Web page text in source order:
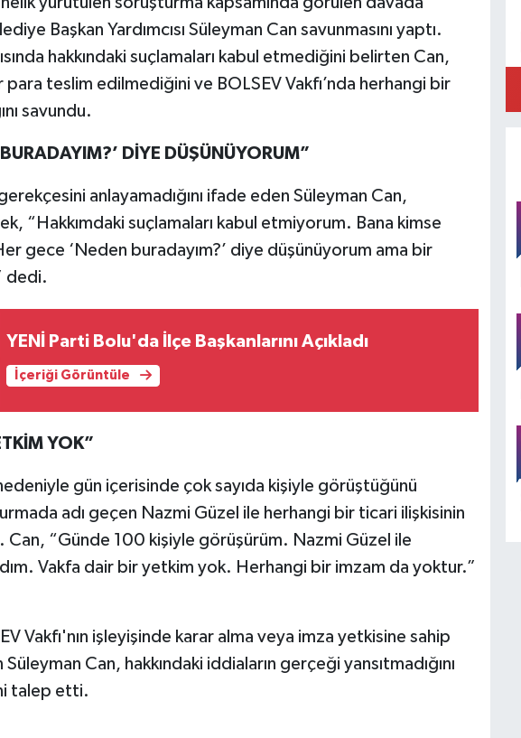
Başkan Yardımcısı Süleyman Can savunmasını yaptı.
hakkındaki suçlamaları kabul etmediğini belirten Can,
teslim edilmediğini ve BOLSEV Vakfı’nda herhangi bir
savundu.
BURADAYIM?’ DİYE DÜŞÜNÜYORUM”
anlayamadığını ifade eden Süleyman Can,
“Hakkımdaki suçlamaları kabul etmiyorum. Bana kimse
gece ‘Neden buradayım?’ diye düşünüyorum ama bir
dedi.
YENİ Parti Bolu'da İlçe Başkanlarını Açıkladı
İçeriği Görüntüle
YOK”
gün içerisinde çok sayıda kişiyle görüştüğünü
adı geçen Nazmi Güzel ile herhangi bir ticari ilişkisinin
Can, “Günde 100 kişiyle görüşürüm. Nazmi Güzel ile
Vakfa dair bir yetkim yok. Herhangi bir imzam da yoktur.”
Vakfı'nın işleyişinde karar alma veya imza yetkisine sahip
Süleyman Can, hakkındaki iddiaların gerçeği yansıtmadığını
talep etti.